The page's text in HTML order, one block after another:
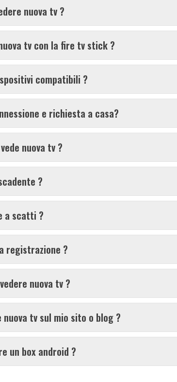
nuova tv ?
tv con la fire tv stick ?
compatibili ?
e richiesta a casa?
nuova tv ?
?
a scatti ?
registrazione ?
nuova tv ?
tv sul mio sito o blog ?
un box android ?